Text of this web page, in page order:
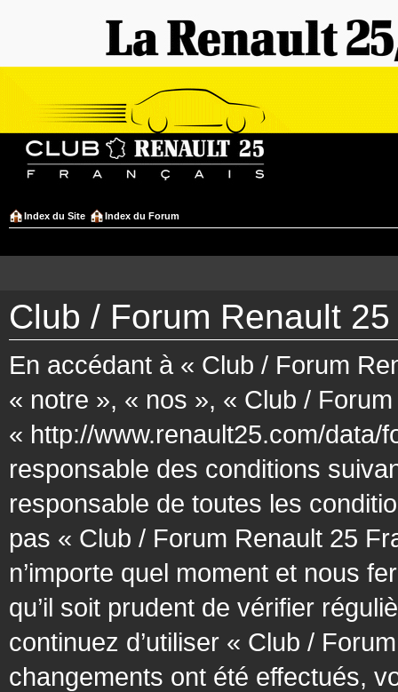
Index du Site Index du Forum
Club / Forum Renault
En accédant à « Club / Forum
« notre », « nos », « Club /
« http://www.renault25.com/data/
responsable des conditions
responsable de toutes les
pas « Club / Forum Renault 25
n’importe quel moment et nous
qu’il soit prudent de vérifier
continuez d’utiliser « Club /
changements ont été effectués,